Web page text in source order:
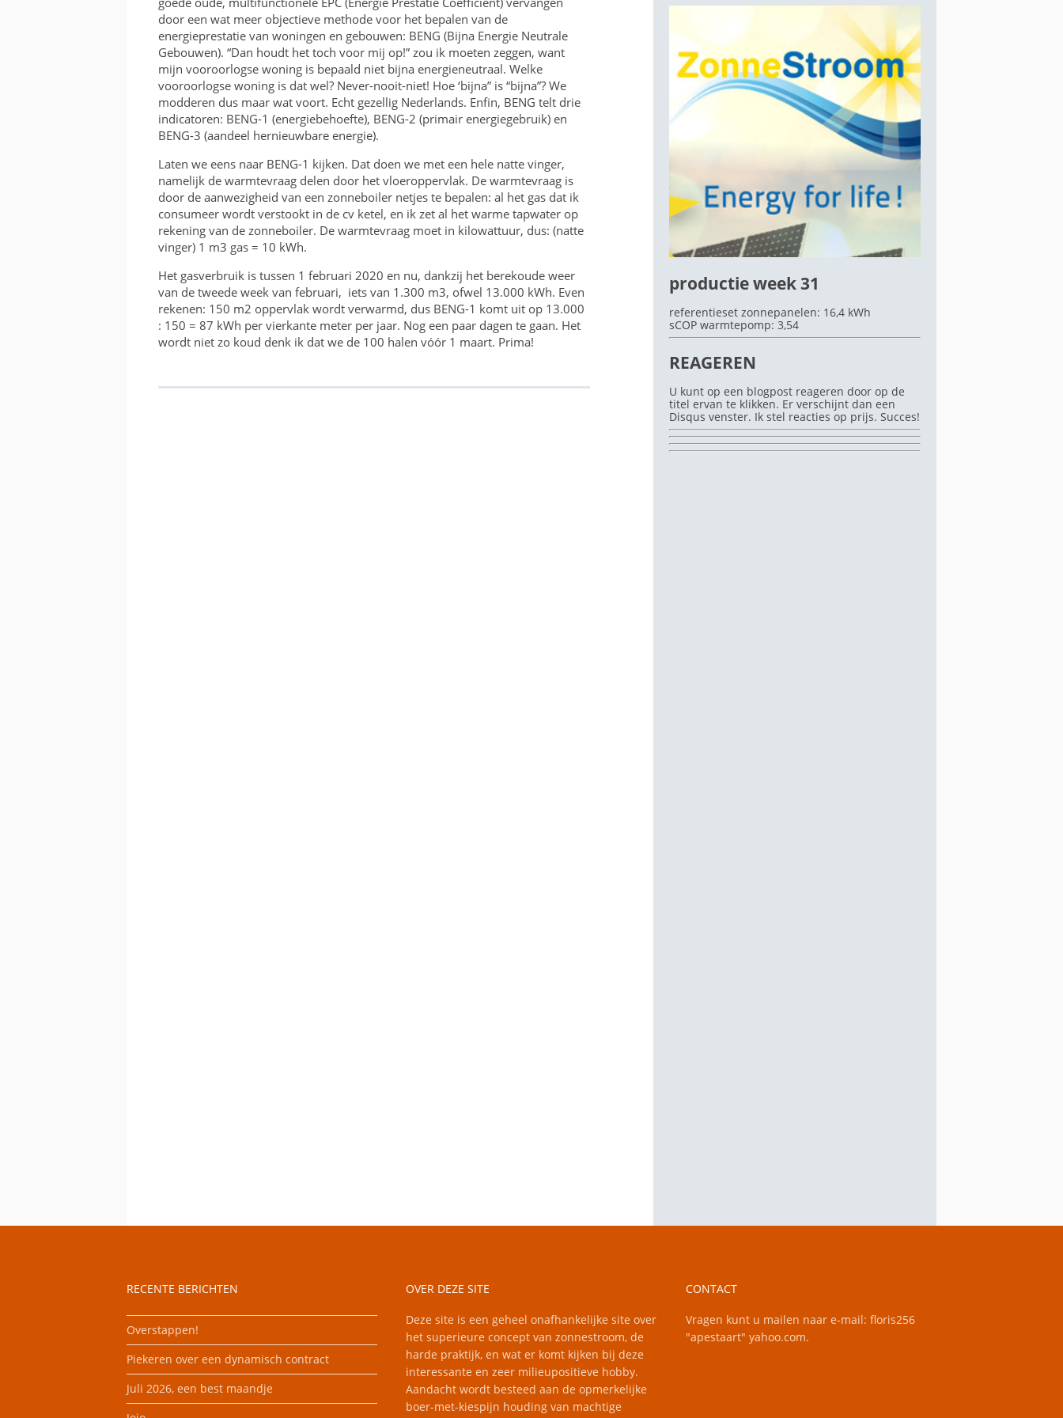
KOSTEN EN BATEN
FRAME OF BAK
RICHTING EN INVALSHOEK
TWEEDEHANDS
door een wat meer objectieve methode voor het bepalen van de
energieprestatie van woningen en gebouwen: BENG (Bijna Energie Neutrale
Gebouwen). “Dan houdt het toch voor mij op!” zou ik moeten zeggen, want
mijn vooroorlogse woning is bepaald niet bijna energieneutraal. Welke
vooroorlogse woning is dat wel? Never-nooit-niet! Hoe ‘bijna” is “bijna”? We
modderen dus maar wat voort. Echt gezellig Nederlands. Enfin, BENG telt drie
indicatoren: BENG-1 (energiebehoefte), BENG-2 (primair energiegebruik) en
BENG-3 (aandeel hernieuwbare energie).
Laten we eens naar BENG-1 kijken. Dat doen we met een hele natte vinger,
namelijk de warmtevraag delen door het vloeroppervlak. De warmtevraag is
door de aanwezigheid van een zonneboiler netjes te bepalen: al het gas dat ik
consumeer wordt verstookt in de cv ketel, en ik zet al het warme tapwater op
rekening van de zonneboiler. De warmtevraag moet in kilowattuur, dus: (natte
vinger) 1 m3 gas = 10 kWh.
Het gasverbruik is tussen 1 februari 2020 en nu, dankzij het berekoude weer
van de tweede week van februari, iets van 1.300 m3, ofwel 13.000 kWh. Even
rekenen: 150 m2 oppervlak wordt verwarmd, dus BENG-1 komt uit op 13.000
: 150 = 87 kWh per vierkante meter per jaar. Nog een paar dagen te gaan. Het
wordt niet zo koud denk ik dat we de 100 halen vóór 1 maart. Prima!
productie week 31
referentieset zonnepanelen: 16,4 kWh
sCOP warmtepomp: 3,54
REAGEREN
U kunt op een blogpost reageren door op de
titel ervan te klikken. Er verschijnt dan een
Disqus venster. Ik stel reacties op prijs. Succes!
RECENTE BERICHTEN
Overstappen!
Piekeren over een dynamisch contract
Juli 2026, een best maandje
OVER DEZE SITE
Deze site is een geheel onafhankelijke site over
het superieure concept van zonnestroom, de
harde praktijk, en wat er komt kijken bij deze
interessante en zeer milieupositieve hobby.
Aandacht wordt besteed aan de opmerkelijke
boer-met-kiespijn houding van machtige
CONTACT
Vragen kunt u mailen naar e-mail: floris256
"apestaart" yahoo.com.